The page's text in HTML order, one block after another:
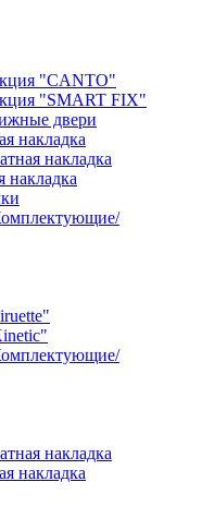
"CANTO"
"SMART FIX"
двери
накладка
накладка
накладка
накладка
накладка